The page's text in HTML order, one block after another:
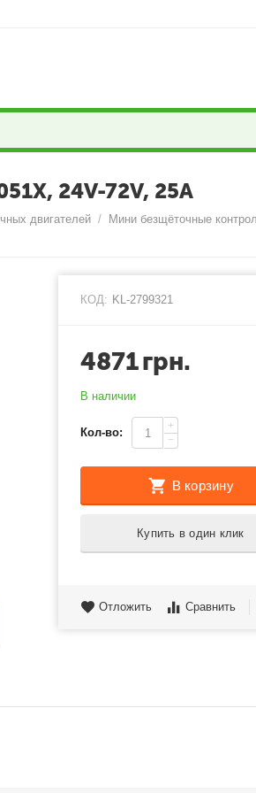
24V-72V, 25A
двигателей / Мини безщёточные
КОД: KL-2799321
4871грн.
В наличии
Кол-во:
+
−
В корзину
Купить в один клик
Отложить Сравнить